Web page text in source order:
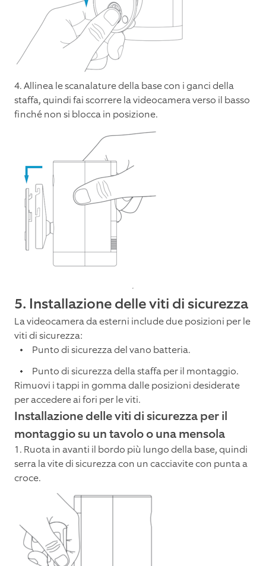
4. Allinea le scanalature della base con i ganci della
staffa, quindi fai scorrere la videocamera verso il basso
finché non si blocca in posizione.
5. Installazione delle viti di sicurezza
La videocamera da esterni include due posizioni per le
viti di sicurezza:
Punto di sicurezza del vano batteria.
Punto di sicurezza della staffa per il montaggio.
Rimuovi i tappi in gomma dalle posizioni desiderate
per accedere ai fori per le viti.
Installazione delle viti di sicurezza per il
montaggio su un tavolo o una mensola
1. Ruota in avanti il bordo più lungo della base, quindi
serra la vite di sicurezza con un cacciavite con punta a
croce.